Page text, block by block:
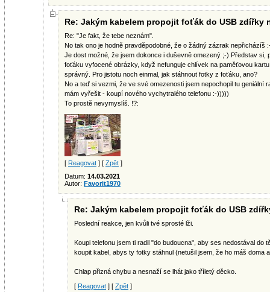
Re: Jakým kabelem propojit foťák do USB zdířky
Re: "Je fakt, že tebe neznám".
No tak ono je hodně pravděpodobné, že o žádný zázrak nepřicházíš
Je dost možné, že jsem dokonce i duševně omezený ;-) Představ si,
foťáku vyfocené obrázky, když nefunguje chlívek na paměťovou
správný. Pro jistotu noch einmal, jak stáhnout fotky z foťáku, ano?
No a teď si vezmi, že ve své omezenosti jsem nepochopil tu geniální
mám vyřešit - koupí nového vychytralého telefonu :-)))))
To prostě nevymyslíš. !?:
[ Reagovat ] [ Zpět ]
Datum: 14.03.2021
Autor: Favorit1970
Re: Jakým kabelem propojit foťák do USB
Poslední reakce, jen kvůli tvé sprosté lži.
Koupi telefonu jsem ti radil "do budoucna", aby ses nedostával do
koupit kabel, abys ty fotky stáhnul (netušil jsem, že ho máš doma
Chlap přizná chybu a nesnaží se lhát jako tříletý děcko.
[ Reagovat ] [ Zpět ]